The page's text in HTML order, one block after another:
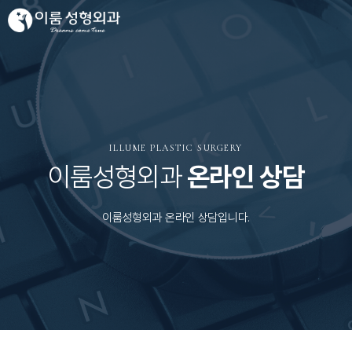
ILLUME PLASTIC SURGERY
이룸성형외과온라인 상담
이룸성형외과 온라인 상담입니다.